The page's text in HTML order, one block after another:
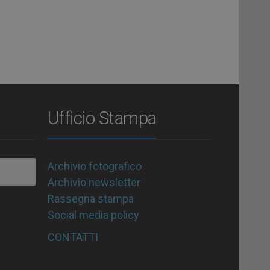
Ufficio Stampa
Archivio fotografico
Archivio newsletter
Rassegna stampa
Social media policy
CONTATTI